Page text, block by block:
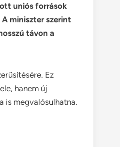
uniós források
miniszter szerint
távon a
Ez
hanem új
is megvalósulhatna.